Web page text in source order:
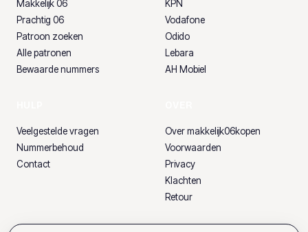
Makkelijk 06
Prachtig 06
Patroon zoeken
Alle patronen
Bewaarde nummers
KPN
Vodafone
Odido
Lebara
AH Mobiel
Veelgestelde vragen
Nummerbehoud
Contact
Over makkelijk06kopen
Voorwaarden
Privacy
Klachten
Retour